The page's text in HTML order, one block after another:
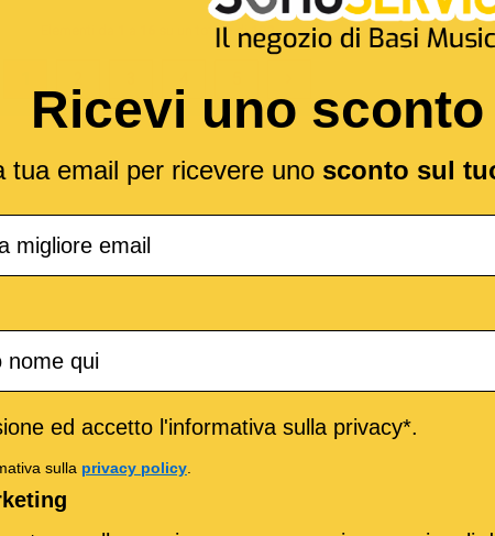
su un totale di 102
Ricevi uno sconto
tua email per ricevere uno sconto sul
ed accetto l'informativa sulla privacy*.
sulla privacy policy.